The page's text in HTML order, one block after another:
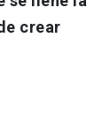
crear